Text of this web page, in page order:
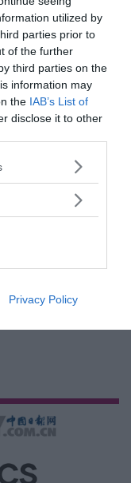
utilized by
parties prior to
of the further
third parties on the
information may
the IAB’s List of
disclose it to other
or more Google
You may click to
in below Google
Privacy Policy